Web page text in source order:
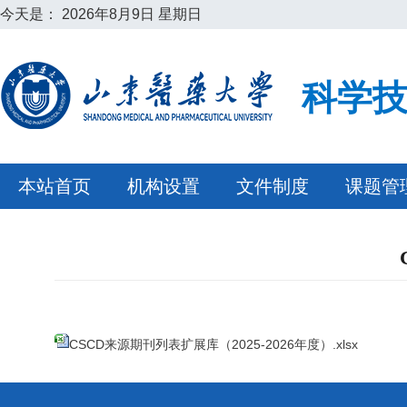
今天是： 2026年8月9日 星期日
科学
本站首页 机构设置 文件制度 课题管
CSCD来源期刊列表扩展库（2025-2026年度）.xlsx